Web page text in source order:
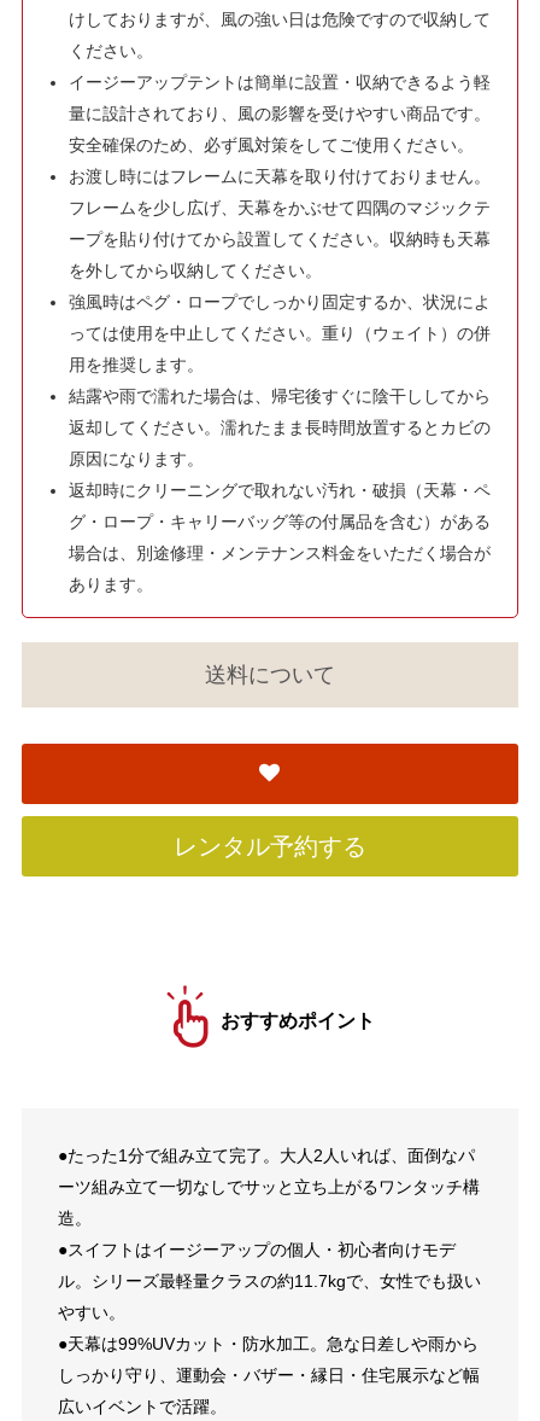
けしておりますが、風の強い日は危険ですので収納して
ください。
イージーアップテントは簡単に設置・収納できるよう軽
量に設計されており、風の影響を受けやすい商品です。
安全確保のため、必ず風対策をしてご使用ください。
お渡し時にはフレームに天幕を取り付けておりません。
フレームを少し広げ、天幕をかぶせて四隅のマジックテ
ープを貼り付けてから設置してください。収納時も天幕
を外してから収納してください。
強風時はペグ・ロープでしっかり固定するか、状況によ
っては使用を中止してください。重り（ウェイト）の併
用を推奨します。
結露や雨で濡れた場合は、帰宅後すぐに陰干ししてから
返却してください。濡れたまま長時間放置するとカビの
原因になります。
返却時にクリーニングで取れない汚れ・破損（天幕・ペ
グ・ロープ・キャリーバッグ等の付属品を含む）がある
場合は、別途修理・メンテナンス料金をいただく場合が
あります。
送料について
レンタル予約する
おすすめポイント
●たった1分で組み立て完了。大人2人いれば、面倒なパ
ーツ組み立て一切なしでサッと立ち上がるワンタッチ構
造。
●スイフトはイージーアップの個人・初心者向けモデ
ル。シリーズ最軽量クラスの約11.7kgで、女性でも扱い
やすい。
●天幕は99%UVカット・防水加工。急な日差しや雨から
しっかり守り、運動会・バザー・縁日・住宅展示など幅
広いイベントで活躍。